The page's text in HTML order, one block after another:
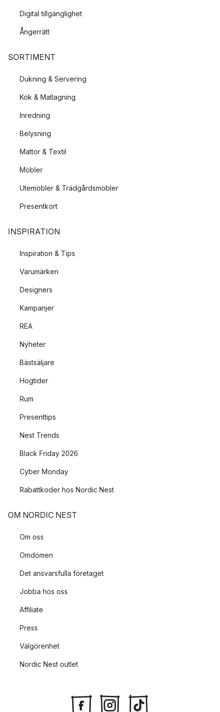
Digital tillgänglighet
Ångerrätt
SORTIMENT
Dukning & Servering
Kök & Matlagning
Inredning
Belysning
Mattor & Textil
Möbler
Utemöbler & Trädgårdsmöbler
Presentkort
INSPIRATION
Inspiration & Tips
Varumärken
Designers
Kampanjer
REA
Nyheter
Bästsäljare
Högtider
Rum
Presenttips
Nest Trends
Black Friday 2026
Cyber Monday
Rabattkoder hos Nordic Nest
OM NORDIC NEST
Om oss
Omdömen
Det ansvarsfulla företaget
Jobba hos oss
Affiliate
Press
Välgörenhet
Nordic Nest outlet